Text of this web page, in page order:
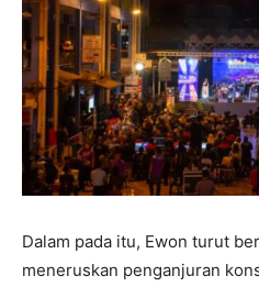
Dalam pada itu, Ewon turut
meneruskan penganjuran